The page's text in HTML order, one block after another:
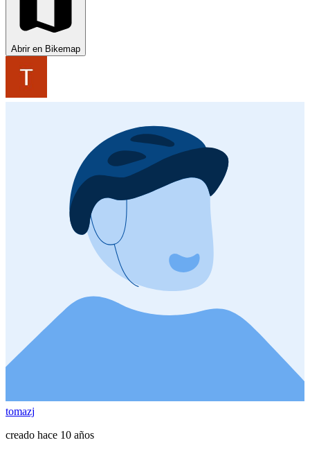
Abrir en Bikemap
tomazj
creado hace 10 años